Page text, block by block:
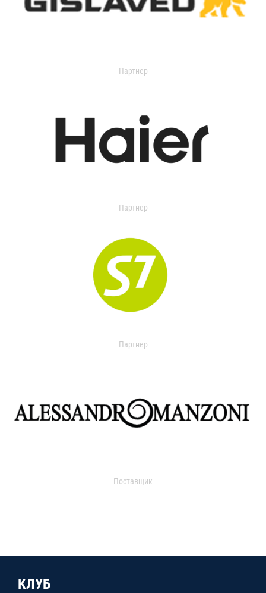
Партнер
Партнер
Партнер
Поставщик
КЛУБ